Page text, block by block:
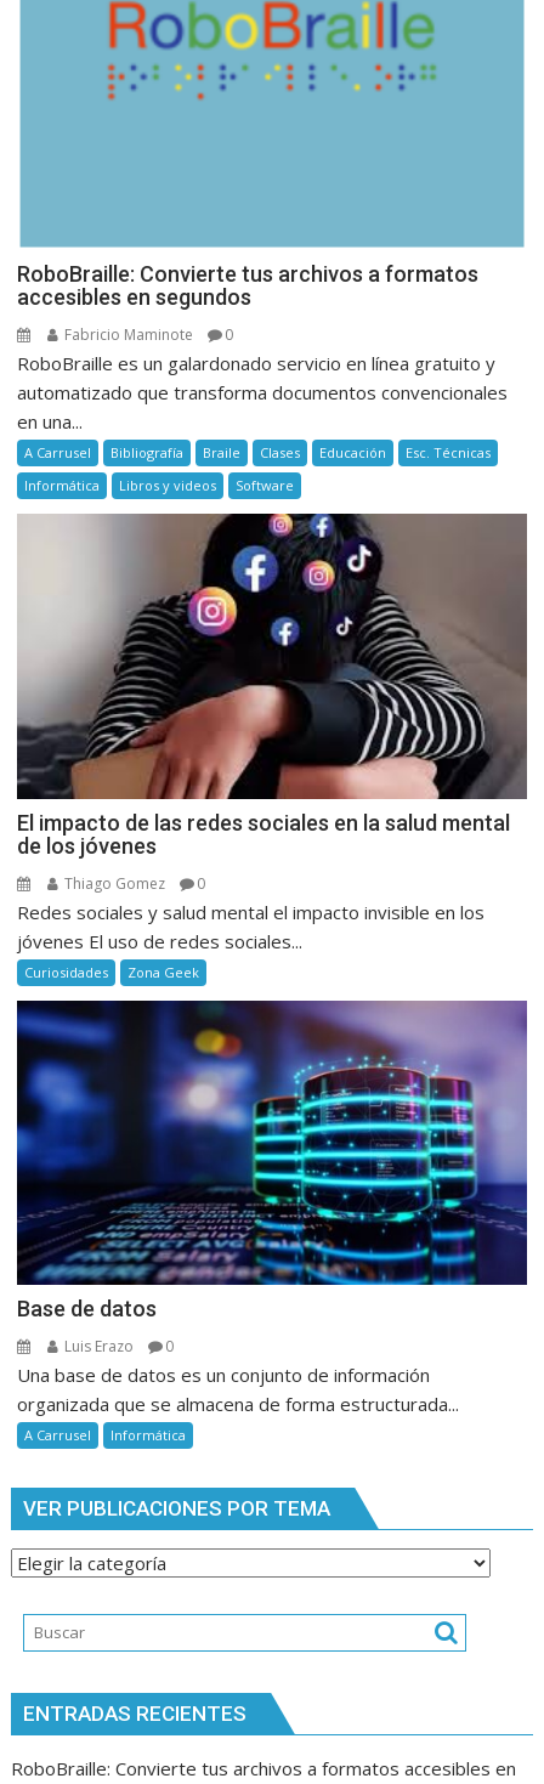
RoboBraille: Convierte tus archivos a formatos
accesibles en segundos
Fabricio Maminote 0
RoboBraille es un galardonado servicio en línea gratuito y
automatizado que transforma documentos convencionales
en una...
A Carrusel Bibliografía Braile Clases Educación
Esc. Técnicas
Informática
Libros y videos Software
El impacto de las redes sociales en la salud mental
de los jóvenes
Thiago Gomez 0
Redes sociales y salud mental el impacto invisible en los
jóvenes El uso de redes sociales...
Curiosidades Zona Geek
Base de datos
Luis Erazo 0
Una base de datos es un conjunto de información
organizada que se almacena de forma estructurada...
A Carrusel Informática
VER PUBLICACIONES POR TEMA
Ver
por
tema
ENTRADAS RECIENTES
RoboBraille: Convierte tus archivos a formatos accesibles en